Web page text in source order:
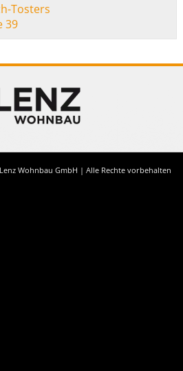
Tosters
39
Wohnbau GmbH | Alle Rechte vorbehalten